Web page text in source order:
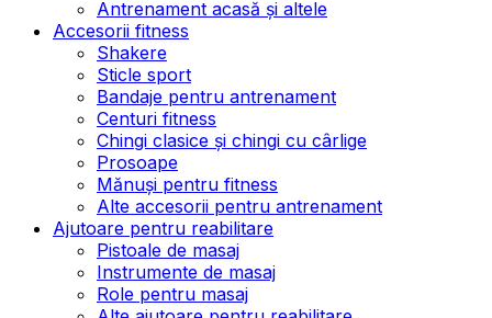
Antrenament acasă și altele
Accesorii fitness
Shakere
Sticle sport
Bandaje pentru antrenament
Centuri fitness
Chingi clasice și chingi cu cârlige
Prosoape
Mănuși pentru fitness
Alte accesorii pentru antrenament
Ajutoare pentru reabilitare
Pistoale de masaj
Instrumente de masaj
Role pentru masaj